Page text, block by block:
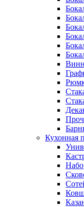
Кухонная